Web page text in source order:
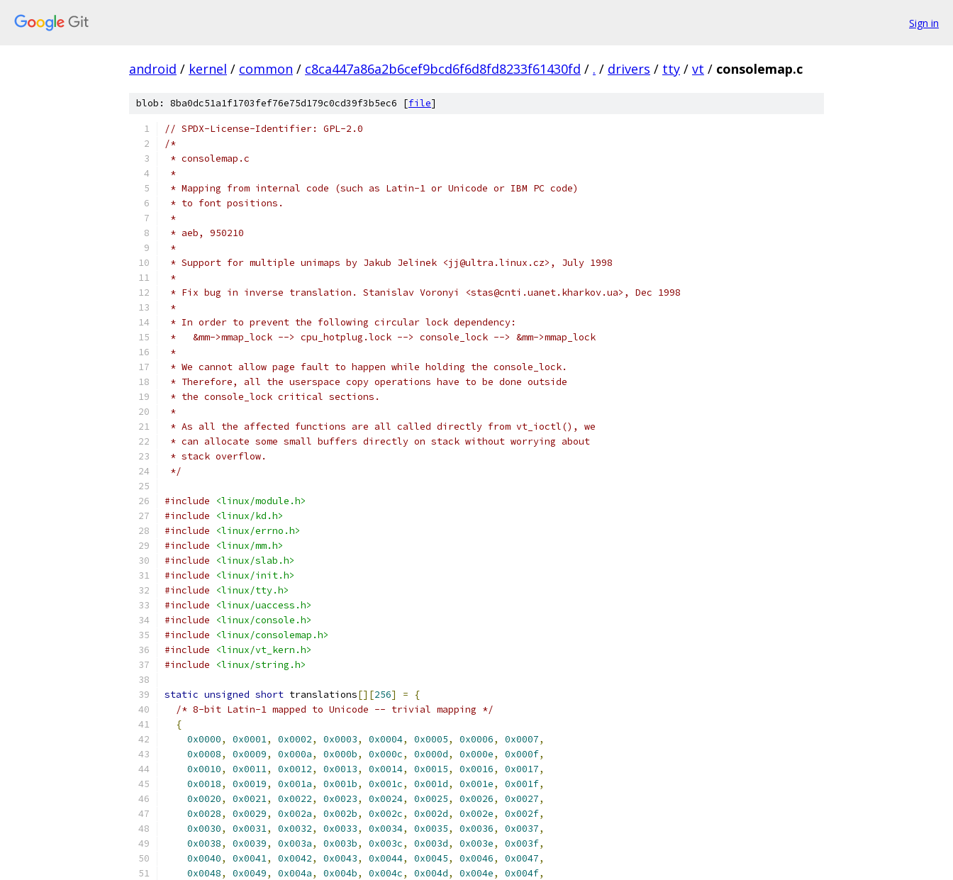
Sign in
android / kernel / common / c8ca447a86a2b6cef9bcd6f6d8fd8233f61430fd / . / drivers / tty / vt / consolemap.c
blob: 8ba0dc51a1f1703fef76e75d179c0cd39f3b5ec6 [file]
// SPDX-License-Identifier: GPL-2.0
/*
* consolemap.c
*
* Mapping from internal code (such as Latin-1 or Unicode or IBM PC code)
* to font positions.
*
* aeb, 950210
*
* Support for multiple unimaps by Jakub Jelinek <jj@ultra.linux.cz>, July 1998
*
* Fix bug in inverse translation. Stanislav Voronyi <stas@cnti.uanet.kharkov.ua>, Dec 1998
*
* In order to prevent the following circular lock dependency:
*   &mm->mmap_lock --> cpu_hotplug.lock --> console_lock --> &mm->mmap_lock
*
* We cannot allow page fault to happen while holding the console_lock.
* Therefore, all the userspace copy operations have to be done outside
* the console_lock critical sections.
*
* As all the affected functions are all called directly from vt_ioctl(), we
* can allocate some small buffers directly on stack without worrying about
* stack overflow.
*/
#include
<linux/module.h>
#include
<linux/kd.h>
#include
<linux/errno.h>
#include
<linux/mm.h>
#include
<linux/slab.h>
#include
<linux/init.h>
#include
<linux/tty.h>
#include
<linux/uaccess.h>
#include
<linux/console.h>
#include
<linux/consolemap.h>
#include
<linux/vt_kern.h>
#include
<linux/string.h>
static unsigned short translations[][256] =
{
/* 8-bit Latin-1 mapped to Unicode -- trivial mapping */
{
0x0000, 0x0001, 0x0002, 0x0003, 0x0004, 0x0005, 0x0006, 0x0007,
0x0008, 0x0009, 0x000a, 0x000b, 0x000c, 0x000d, 0x000e, 0x000f,
0x0010, 0x0011, 0x0012, 0x0013, 0x0014, 0x0015, 0x0016, 0x0017,
0x0018, 0x0019, 0x001a, 0x001b, 0x001c, 0x001d, 0x001e, 0x001f,
0x0020, 0x0021, 0x0022, 0x0023, 0x0024, 0x0025, 0x0026, 0x0027,
0x0028, 0x0029, 0x002a, 0x002b, 0x002c, 0x002d, 0x002e, 0x002f,
0x0030, 0x0031, 0x0032, 0x0033, 0x0034, 0x0035, 0x0036, 0x0037,
0x0038, 0x0039, 0x003a, 0x003b, 0x003c, 0x003d, 0x003e, 0x003f,
0x0040, 0x0041, 0x0042, 0x0043, 0x0044, 0x0045, 0x0046, 0x0047,
0x0048, 0x0049, 0x004a, 0x004b, 0x004c, 0x004d, 0x004e, 0x004f,